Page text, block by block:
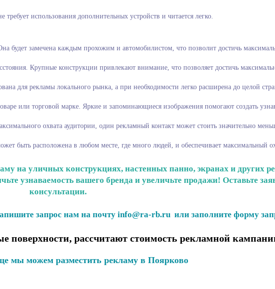
потенциальных клиентов. Она не требует
замечена каждым прохожим и автомобилистом, что позволит достичь
Крупные конструкции привлекают внимание, что позволяет достичь
для рекламы локального рынка, а при необходимости легко расширена до целой
или торговой марке. Яркие и запоминающиеся изображения помогают создать
охвата аудитории, один рекламный контакт может стоить значительно
быть расположена в любом месте, где много людей, и обеспечивает максимальный
на уличных конструкциях, настенных панно, экранах и других
узнаваемость вашего бренда и увеличьте продажи! Оставьте
консультации.
запрос нам на почту info@ra-rb.ru или заполните форму
рассчитают стоимость рекламной
мы можем разместить рекламу в Поярково